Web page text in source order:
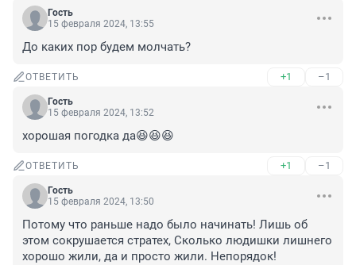
Гость
15 февраля 2024, 13:55
До каких пор будем молчать?
ОТВЕТИТЬ +1 –1
Гость
15 февраля 2024, 13:52
хорошая погодка да😆😆😆
ОТВЕТИТЬ +1 –1
Гость
15 февраля 2024, 13:50
Потому что раньше надо было начинать! Лишь об
этом сокрушается стратех, Сколько людишки лишнего
хорошо жили, да и просто жили. Непорядок!